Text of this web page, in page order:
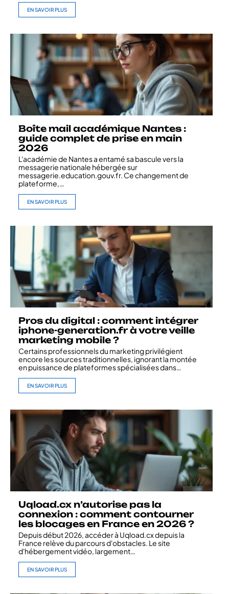
EN SAVOIR PLUS
Boîte mail académique Nantes :
guide complet de prise en main
2026
L'académie de Nantes a entamé sa bascule vers la
messagerie nationale hébergée sur
messagerie.education.gouv.fr. Ce changement de
plateforme,…
EN SAVOIR PLUS
Pros du digital : comment intégrer
iphone-generation.fr à votre veille
marketing mobile ?
Certains professionnels du marketing privilégient
encore les sources traditionnelles, ignorant la montée
en puissance de plateformes spécialisées dans…
EN SAVOIR PLUS
Uqload.cx n’autorise pas la
connexion : comment contourner
les blocages en France en 2026 ?
Depuis début 2026, accéder à Uqload.cx depuis la
France relève du parcours d'obstacles. Le site
d'hébergement vidéo, largement…
EN SAVOIR PLUS